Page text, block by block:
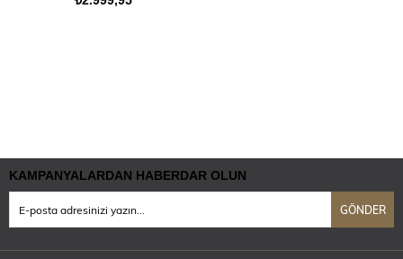
KAMPANYALARDAN HABERDAR OLUN
GÖNDER